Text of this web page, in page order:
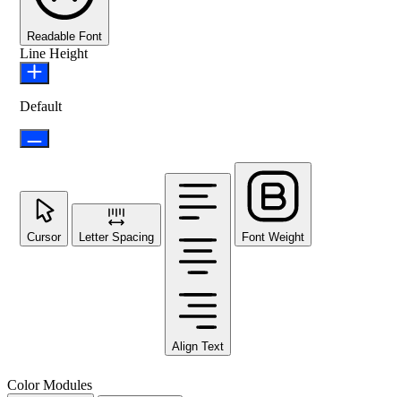
Readable Font
Line Height
Default
Cursor Letter Spacing
Align Text
Font Weight
Color Modules